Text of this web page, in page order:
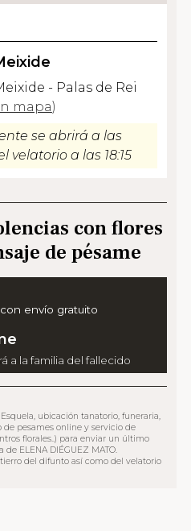
- Palas de Rei
mapa)
se abrirá a las
velatorio a las 18:15
con flores
de pésame
envío gratuito
a la familia del fallecido
Esquela, ubicación tanatorio, funeraria,
pesames online y servicio de
florales..) para enviar un último
ELENA DIÉGUEZ MATO.
del difunto así como del velatorio